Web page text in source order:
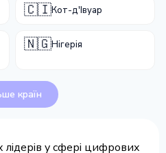
🇨🇮Кот-д'Івуар
🇳🇬Нігерія
країн
лідерів у сфері цифрових